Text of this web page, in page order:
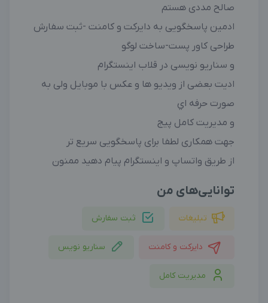
صالح مددی هستم
ادمین پاسخگویی به دایرکت و کامنت -ثبت سفارش
طراحی کاور پست-ساخت لوگو
و سناریو نویسی در قلاب اینستگرام
ادیت بعضی از ویدیو ها و عکس با موبایل ولی به
صورت حرفه اي
و مدیریت کامل پیج
جهت همکاری لطفا برای پاسخگویی سریع تر
از طریق واتساپ و اینستگرام پیام دهید ممنون
توانایی‌های من
تبلیغات ثبت سفارش
دایرکت و کامنت سناریو نویس
مدیریت کامل